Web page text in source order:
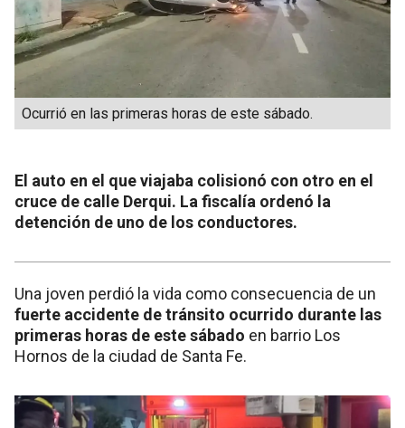
Ocurrió en las primeras horas de este sábado.
El auto en el que viajaba colisionó con otro en el
cruce de calle Derqui. La fiscalía ordenó la
detención de uno de los conductores.
Una joven perdió la vida como consecuencia de un
fuerte accidente de tránsito ocurrido durante las
primeras horas de este sábado en barrio Los
Hornos de la ciudad de Santa Fe.